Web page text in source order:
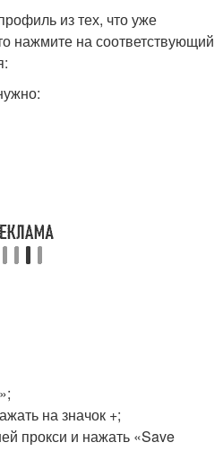
из тех, что уже
нажмите на соответствующий
на значок +;
прокси и нажать «Save